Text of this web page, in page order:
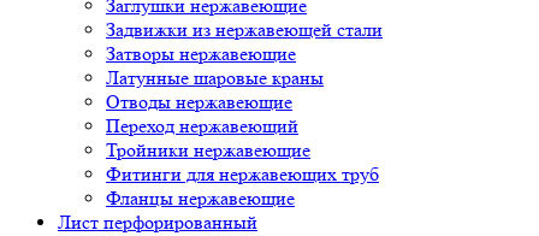
Заглушки нержавеющие
Задвижки из нержавеющей стали
Затворы нержавеющие
Латунные шаровые краны
Отводы нержавеющие
Переход нержавеющий
Тройники нержавеющие
Фитинги для нержавеющих труб
Фланцы нержавеющие
Лист перфорированный